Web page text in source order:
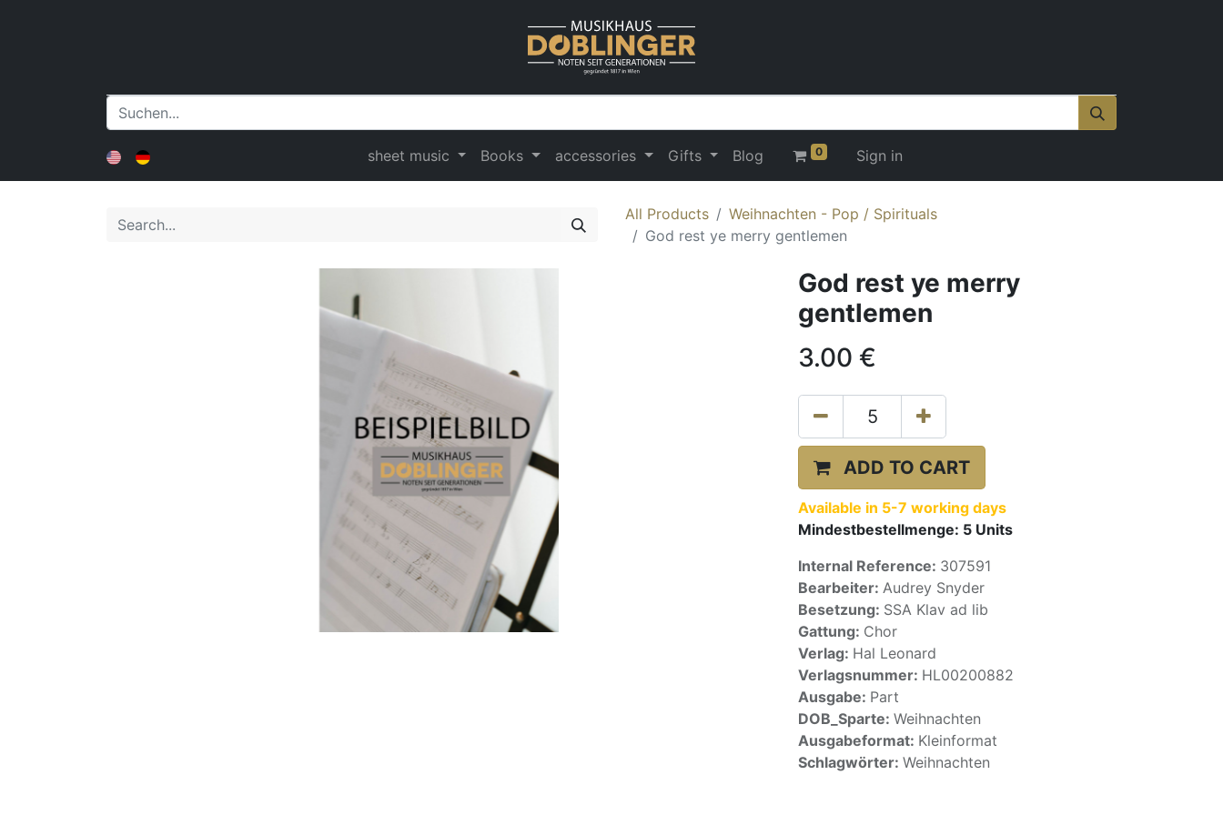
sheet music Books accessories Gifts Blog 0 Sign in
All Products
Weihnachten - Pop / Spirituals
God rest ye merry gentlemen
God rest ye merry
gentlemen
3.00 €
ADD TO CART
Available in 5-7 working days
Mindestbestellmenge: 5 Units
Internal Reference: 307591
Bearbeiter: Audrey Snyder
Besetzung: SSA Klav ad lib
Gattung: Chor
Verlag: Hal Leonard
Verlagsnummer: HL00200882
Ausgabe: Part
DOB_Sparte: Weihnachten
Ausgabeformat: Kleinformat
Schlagwörter: Weihnachten